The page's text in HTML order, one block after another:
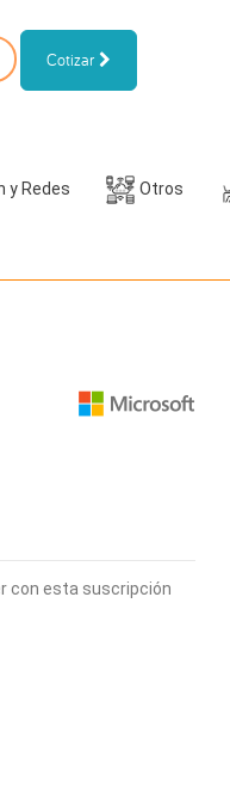
Cotizar
y Redes Otros
con esta suscripción